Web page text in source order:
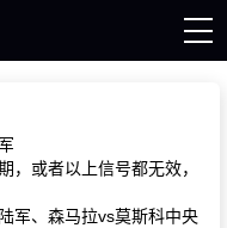
，或者以上信号都无效，
军、森马拉vs莫斯科中央